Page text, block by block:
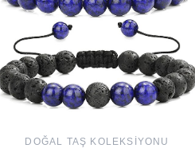
DOĞAL TAŞ KOLEKSIYONU